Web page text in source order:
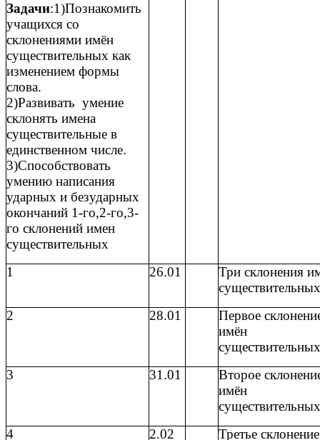
Задачи:1)Познакомить
учащихся со
склонениями имён
существительных как
изменением формы
слова.
2)Развивать умение
склонять имена
существительные в
единственном числе.
3)Способствовать
умению написания
ударных и безударных
окончаний 1-го,2-го,3-
го склонений имен
существительных
1
26.01
Три склонения
существительных
2
28.01
Первое
имён
3
31.01
Второе
имён
существительных
4
2.02
Третье склонение